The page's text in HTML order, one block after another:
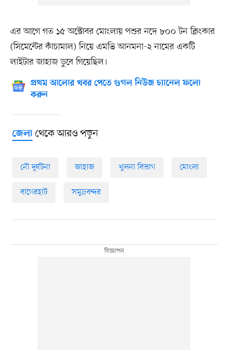
এর আগে গত ১৫ অক্টোবর মোংলায় পশুর নদে ৮০০ টন ক্লিংকার
(সিমেন্টের কাঁচামাল) নিয়ে এমভি আনমনা-২ নামের একটি
লাইটার জাহাজ ডুবে গিয়েছিল।
প্রথম আলোর খবর পেতে গুগল নিউজ চ্যানেল ফলো
করুন
জেলাথেকে আরও পড়ুন
নৌ দুর্ঘটনা জাহাজ খুলনা বিভাগ মোংলা
বাগেরহাট সমুদ্রবন্দর